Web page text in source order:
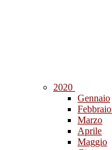
2020
Gennaio
Febbraio
Marzo
Aprile
Maggio